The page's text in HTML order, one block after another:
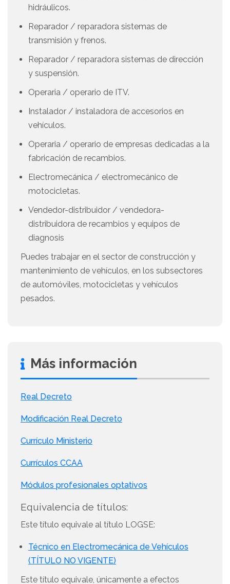
hidráulicos.
Reparador / reparadora sistemas de
transmisión y frenos.
Reparador / reparadora sistemas de dirección
y suspensión.
Operaria / operario de ITV.
Instalador / instaladora de accesorios en
vehículos.
Operaria / operario de empresas dedicadas a la
fabricación de recambios.
Electromecánica / electromecánico de
motocicletas.
Vendedor-distribuidor / vendedora-
distribuidora de recambios y equipos de
diagnosis
Puedes trabajar en el sector de construcción y
mantenimiento de vehículos, en los subsectores
de automóviles, motocicletas y vehículos
pesados.
Más información
Real Decreto
Modificación Real Decreto
Currículo Ministerio
Currículos CCAA
Módulos profesionales optativos
Equivalencia de títulos:
Este título equivale al título LOGSE:
Técnico en Electromecánica de Vehículos
(TÍTULO NO VIGENTE)
Este título equivale, únicamente a efectos